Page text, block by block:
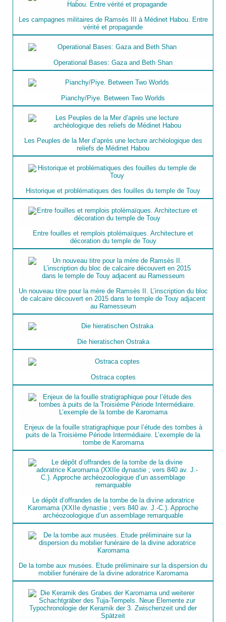
Les campagnes militaires de Ramsès III à Médinet Habou. Entre
vérité et propagande
Operational Bases: Gaza and Beth Shan
Pianchy/Piye. Between Two Worlds
Les Peuples de la Mer d’après une lecture archéologique des
reliefs de Médinet Habou
Historique et problématiques des fouilles du temple de Touy
Entre fouilles et remplois ptolémaïques. Architecture et
décoration du temple de Touy
Un nouveau titre pour la mère de Ramsès II. L’inscription du bloc
de calcaire découvert en 2015 dans le temple de Touy adjacent
au Ramesseum
Die hieratischen Ostraka
Ostraca coptes
Enjeux de la fouille stratigraphique pour l’étude des tombes à
puits de la Troisième Période Intermédiaire. L’exemple de la
tombe de Karomama
Le dépôt d’offrandes de la tombe de la divine adoratrice
Karomama (XXIIe dynastie ; vers 840 av. J.-C.). Approche
archéozoologique d’un assemblage remarquable
De la tombe aux musées. Etude préliminaire sur la dispersion du
mobilier funéraire de la divine adoratrice Karomama